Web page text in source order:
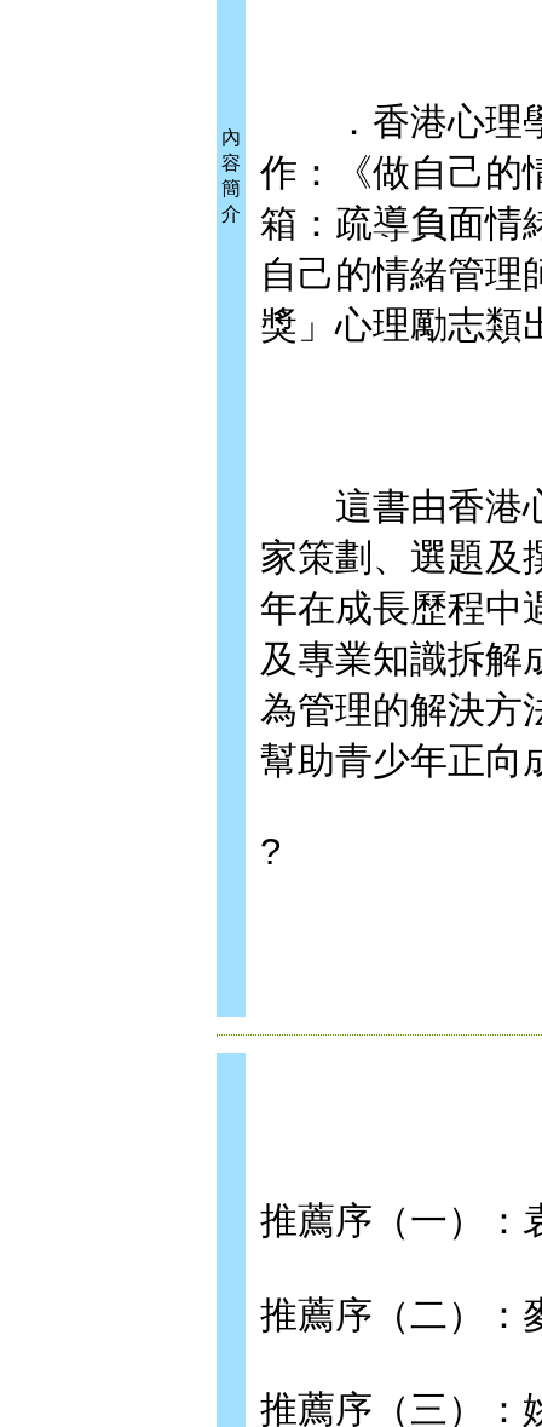
內
容
簡
介
．香港心理學
作：《做自己的
箱：疏導負面情
自己的情緒管理
獎」心理勵志類
這書由香港心
家策劃、選題及
年在成長歷程中
及專業知識拆解
為管理的解決方
幫助青少年正向
?
推薦序（一）：
推薦序（二）：
推薦序（三）：